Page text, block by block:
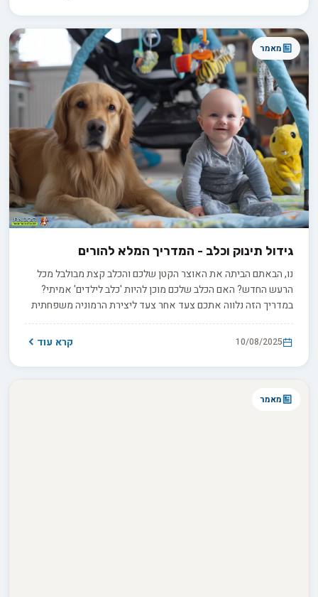
מאמר
גידול תינוק וכלב - המדריך המלא להורים
נו, הבאתם הביתה את האוצר הקטן שלכם והכלב קצת מבולבל מכל
הרעש החדש? האם הכלב שלכם מוכן להיות 'כלב לילדים' אמיתי?
במדריך הזה נלווה אתכם צעד אחר צעד ליצירת הרמוניה משפחתית
מושלמת - בואו נתחיל במסע הזה יחד!
10/08/2025 קרא עוד
מאמר